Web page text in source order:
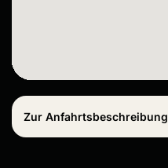
Zur Anfahrtsbeschreibung